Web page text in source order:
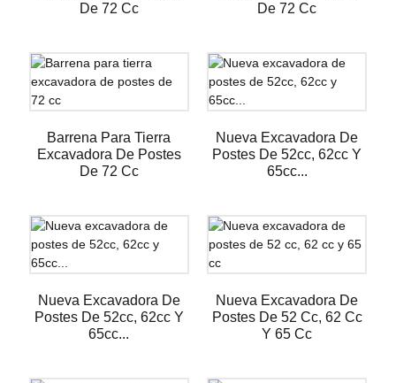
De 72 Cc
De 72 Cc
Barrena Para Tierra
Excavadora De Postes
De 72 Cc
Nueva Excavadora De
Postes De 52cc, 62cc Y
65cc...
Nueva Excavadora De
Postes De 52cc, 62cc Y
65cc...
Nueva Excavadora De
Postes De 52 Cc, 62 Cc
Y 65 Cc